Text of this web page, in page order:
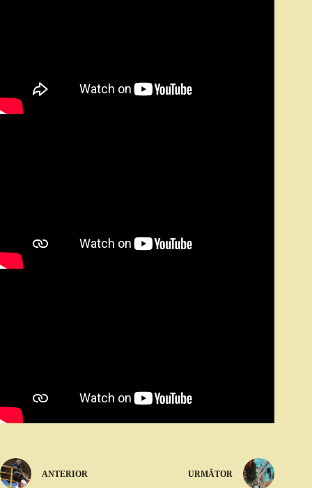
ANTERIOR URMĂTOR